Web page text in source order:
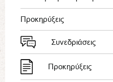
Προκηρύξεις
Συνεδριάσεις
Προκηρύξεις